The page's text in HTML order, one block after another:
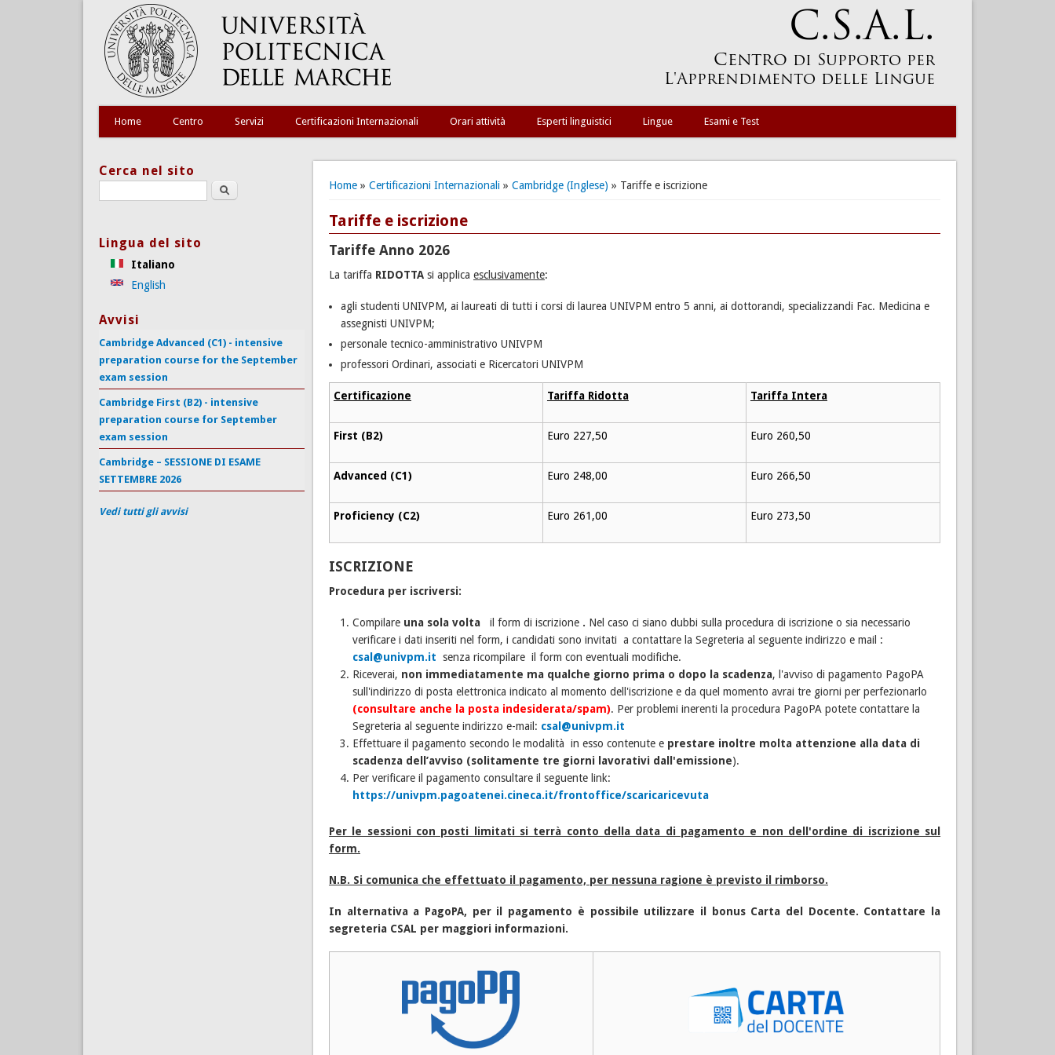
Home Centro Servizi Certificazioni Internazionali Orari attività Esperti linguistici Lingue Esami e Test
Tu sei qui
Home» Certificazioni Internazionali» Cambridge (Inglese) » Tariffe e iscrizione
Tariffe e iscrizione
Tariffe Anno 2026
La tariffa RIDOTTA si applica esclusivamente:
agli studenti UNIVPM, ai laureati di tutti i corsi di laurea UNIVPM entro 5 anni, ai dottorandi, specializzandi Fac. Medicina e
assegnisti UNIVPM;
personale tecnico-amministrativo UNIVPM
professori Ordinari, associati e Ricercatori UNIVPM
Certificazione Tariffa Ridotta Tariffa Intera
First (B2) Euro 227,50 Euro 260,50
Advanced (C1) Euro 248,00 Euro 266,50
Proficiency (C2) Euro 261,00 Euro 273,50
ISCRIZIONE
Procedura per iscriversi:
Compilare una sola voltail form di iscrizione . Nel caso ci siano dubbi sulla procedura di iscrizione o sia necessario
verificare i dati inseriti nel form, i candidati sono invitati a contattare la Segreteria al seguente indirizzo e mail :
csal@univpm.it senza ricompilare il form con eventuali modifiche.
Riceverai, non immediatamente ma qualche giorno prima o dopo la scadenza, l'avviso di pagamento PagoPA
sull'indirizzo di posta elettronica indicato al momento dell'iscrizione e da quel momento avrai tre giorni per perfezionarlo
(consultare anche la posta indesiderata/spam). Per problemi inerenti la procedura PagoPA potete contattare la
Segreteria al seguente indirizzo e-mail: csal@univpm.it
Effettuare il pagamento secondo le modalità in esso contenute e prestare inoltre molta attenzione alla data di
scadenza dell’avviso (solitamente tre giorni lavorativi dall'emissione).
Per verificare il pagamento consultare il seguente link:
https://univpm.pagoatenei.cineca.it/frontoffice/scaricaricevuta
Per le sessioni con posti limitati si terrà conto della data di pagamento e non dell'ordine di iscrizione sul
form.
N.B. Si comunica che effettuato il pagamento, per nessuna ragione è previsto il rimborso.
In alternativa a PagoPA, per il pagamento è possibile utilizzare il bonus Carta del Docente. Contattare la
segreteria CSAL per maggiori informazioni.
Cerca nel sito
Search this site
Lingua del sito
Italiano
English
Avvisi
Cambridge Advanced (C1) - intensive
preparation course for the September
exam session
Cambridge First (B2) - intensive
preparation course for September
exam session
Cambridge – SESSIONE DI ESAME
SETTEMBRE 2026
Vedi tutti gli avvisi